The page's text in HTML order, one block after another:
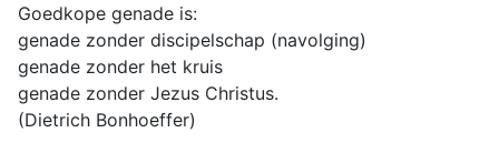
Goedkope genade is:
genade zonder discipelschap (navolging)
genade zonder het kruis
genade zonder Jezus Christus.
(Dietrich Bonhoeffer)